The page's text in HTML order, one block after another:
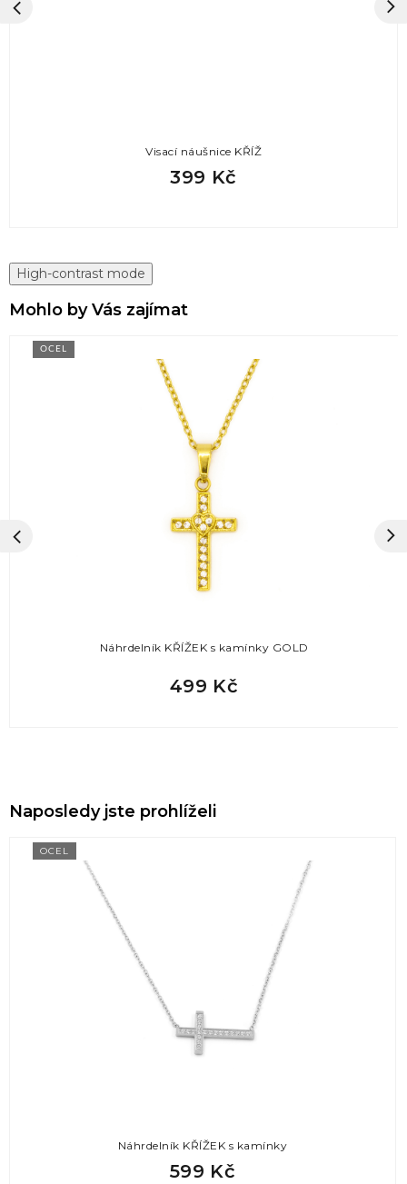
Visací náušnice KŘÍŽ
399 Kč
High-contrast mode
Mohlo by Vás zajímat
OCEL
Náhrdelník KŘÍŽEK s kamínky GOLD
499 Kč
Naposledy jste prohlíželi
OCEL
Náhrdelník KŘÍŽEK s kamínky
599 Kč